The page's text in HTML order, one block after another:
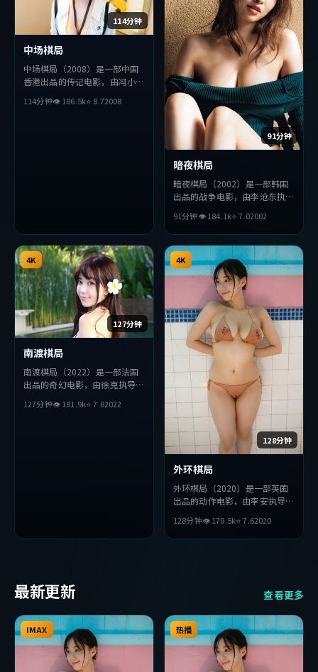
114分钟
中场棋局
中场棋局（2008）是一部中国
香港出品的传记电影，由冯小刚
等主演。影片在叙事与视听上力
114分钟👁186.5k⭐ 8.72008
91分钟
暗夜棋局
暗夜棋局（2002）是一部韩国
出品的战争电影，由李沧东执
主演。影片在叙事与视听上力求
突破，探讨人性与抉择，节奏张
弛有度，适合喜欢该类型的观众
完整观看。
91分钟👁184.1k⭐7.02002
127分钟
4K
南渡棋局
南渡棋局（2022）是一部法国
出品的奇幻电影，由徐克执导，
等主演。影片在叙事与视听上力
127分钟👁181.9k⭐7.82022
128分钟
4K
外环棋局
外环棋局（2020）是一部英国
出品的动作电影，由李安执导，
影片在叙事与视听上力求突破，
探讨人性与抉择，节奏张弛有
128分钟👁179.5k⭐7.62020
最新更新 查看更多
IMAX 热播